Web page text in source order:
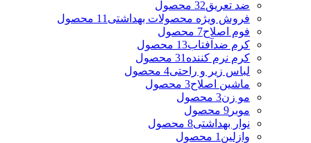
ضد تعریق32 محصول
فروش ویژه محصولات بهداشتی 11 محصول
فوم اصلاح7 محصول
کرم ضدآفتاب13 محصول
کرم نرم کننده 31 محصول
لباس زیر و راحتی4 محصول
ماشین اصلاح3 محصول
مو زن3 محصول
موبر 9 محصول
نوار بهداشتی8 محصول
وازلین 1 محصول